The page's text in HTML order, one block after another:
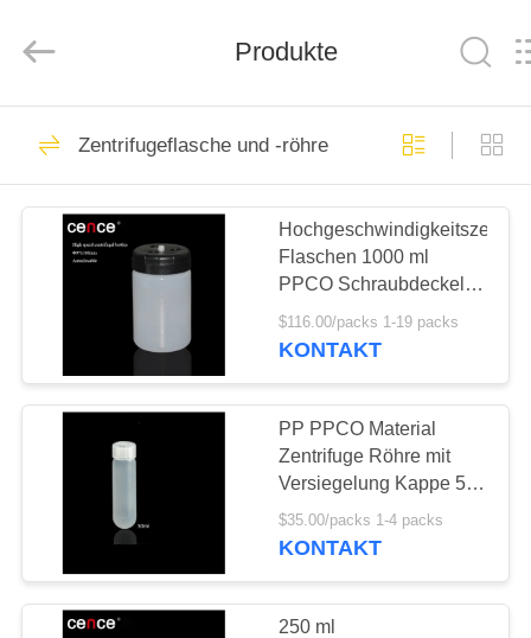
HAUSE
PRODUKTE
WERKSBESICHTIGUNG
QUALITÄTSKONTROLLE
KONTAKT
MIT
Ltd..
113
medizinische
Zentrifugenmaschine
148
Produkte
Zentrifugeflasche und -röhre
Flaschen 1000 ml
PPCO Schraubdeckel
für eine genaue
Probenverarbeitung
$116.00/packs 1-19 packs
KONTAKT
PP PPCO Material
Zentrifuge Röhre mit
Versiegelung Kappe 50
ml
Hochgeschwindigkeitsröhre
$35.00/packs 1-4 packs
KONTAKT
250 ml